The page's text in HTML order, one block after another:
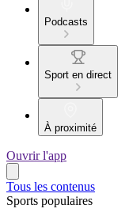
Podcasts
Sport en direct
À proximité
Ouvrir l'app
Tous les contenus
Sports populaires